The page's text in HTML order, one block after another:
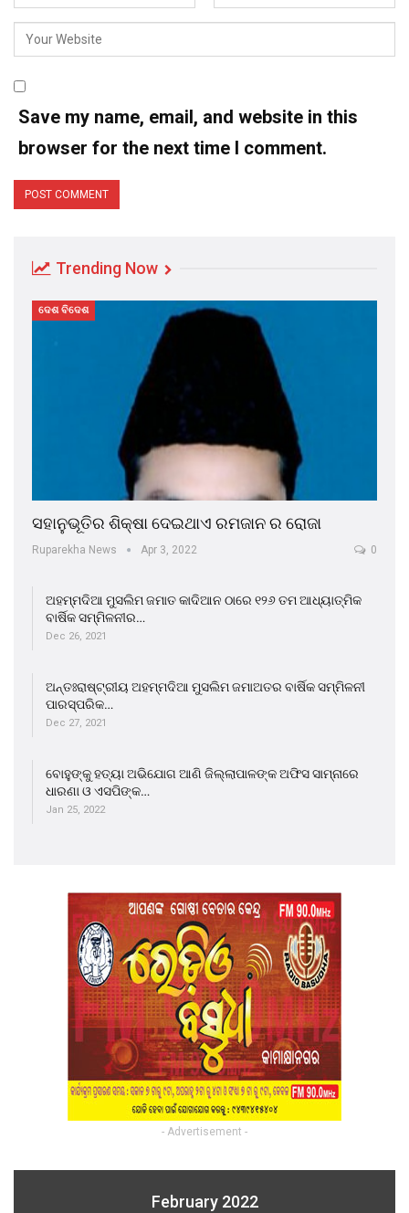
Save my name, email, and website in this
browser for the next time I comment.
Trending Now
ଦେଶ ବିଦେଶ
ସହାନୁଭୂତିର ଶିକ୍ଷା ଦେଇଥାଏ ରମଜାନ ର ରୋଜା
Ruparekha News Apr 3, 2022 0
ଅହମ୍ମଦିଆ ମୁସଲିମ ଜମାତ କାଦିଆନ ଠାରେ ୧୨୬ ତମ ଆଧ୍ୟାତ୍ମିକ
ବାର୍ଷିକ ସମ୍ମିଳନୀର…
Dec 26, 2021
ଅନ୍ତଃରାଷ୍ଟ୍ରୀୟ ଅହମ୍ମଦିଆ ମୁସଲିମ ଜମାଅତର ବାର୍ଷିକ ସମ୍ମିଳନୀ
ପାରସ୍ପରିକ…
Dec 27, 2021
ବୋହୁଙ୍କୁ ହତ୍ୟା ଅଭିଯୋଗ ଆଣି ଜିଲ୍ଲାପାଳଙ୍କ ଅଫିସ ସାମ୍ନାରେ
ଧାରଣା ଓ ଏସପିଙ୍କ…
Jan 25, 2022
- Advertisement -
February 2022